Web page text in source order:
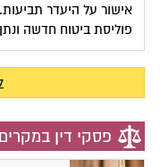
אישור על היעדר
פוליסת ביטוח חדשה
פסקי דין